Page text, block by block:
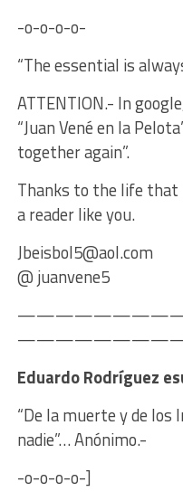
-o-o-o-o-
“The essential is
ATTENTION.- In
“Juan Vené en la
together again”.
Thanks to the life that
a reader like you.
Jbeisbol5@aol.com
@ juanvene5
Eduardo Rodríguez
“De la muerte y de los
nadie”… Anónimo.-
-o-o-o-o-]